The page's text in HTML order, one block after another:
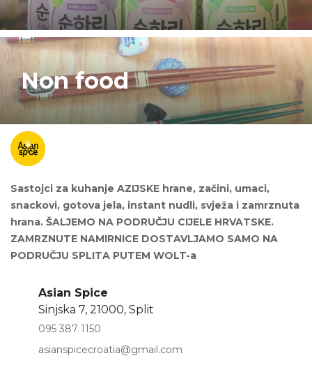
Non food
Sastojci za kuhanje AZIJSKE hrane, začini, umaci,
snackovi, gotova jela, instant nudli, svježa i zamrznuta
hrana. ŠALJEMO NA PODRUČJU CIJELE HRVATSKE.
ZAMRZNUTE NAMIRNICE DOSTAVLJAMO SAMO NA
PODRUČJU SPLITA PUTEM WOLT-a
Asian Spice
Sinjska 7, 21000, Split
095 387 1150
asianspicecroatia@gmail.com